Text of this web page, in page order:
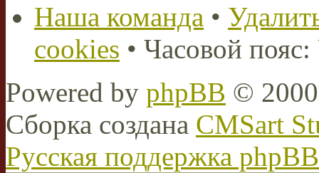
Наша команда •
cookies • Часовой
Powered by phpBB ©
Сборка создана CMSart
Русская поддержка phpBB